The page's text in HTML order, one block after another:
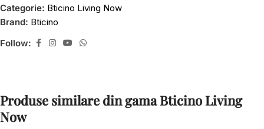
Categorie: Bticino Living Now
Brand: Bticino
Follow:
Produse similare din gama Bticino Living
Now